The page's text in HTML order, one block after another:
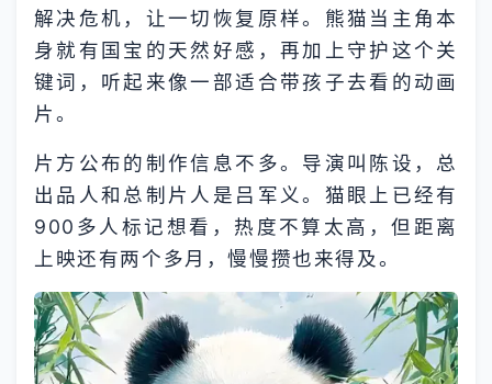
解决危机，让一切恢复原样。熊猫当主角本
身就有国宝的天然好感，再加上守护这个关
键词，听起来像一部适合带孩子去看的动画
片。
片方公布的制作信息不多。导演叫陈设，总
出品人和总制片人是吕军义。猫眼上已经有
900多人标记想看，热度不算太高，但距离
上映还有两个多月，慢慢攒也来得及。